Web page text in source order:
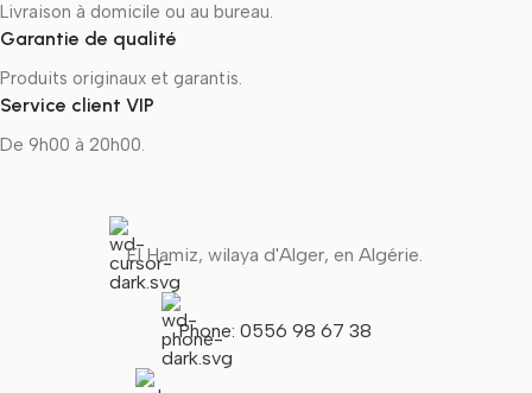
Livraison à domicile ou au bureau.
Garantie de qualité
Produits originaux et garantis.
Service client VIP
De 9h00 à 20h00.
El Hamiz, wilaya d'Alger, en Algérie.
Phone: 0556 98 67 38